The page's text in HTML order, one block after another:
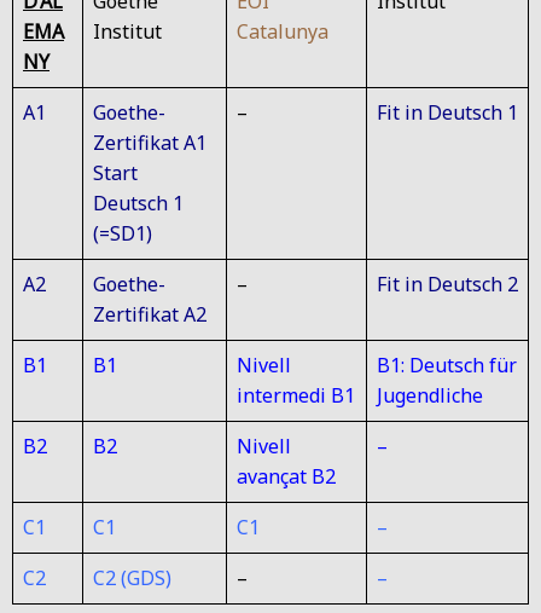
EMA
NY
Institut
Catalunya
A1
Goethe-
Zertifikat A1
Start
Deutsch 1
(=SD1)
– Fit in Deutsch 1
A2
Goethe-
Zertifikat A2
– Fit in Deutsch 2
B1 B1
Nivell
intermedi B1
B1: Deutsch für
Jugendliche
B2
B2
Nivell
avançat B2
–
C1 C1 C1
–
C2
C2 (GDS) – –